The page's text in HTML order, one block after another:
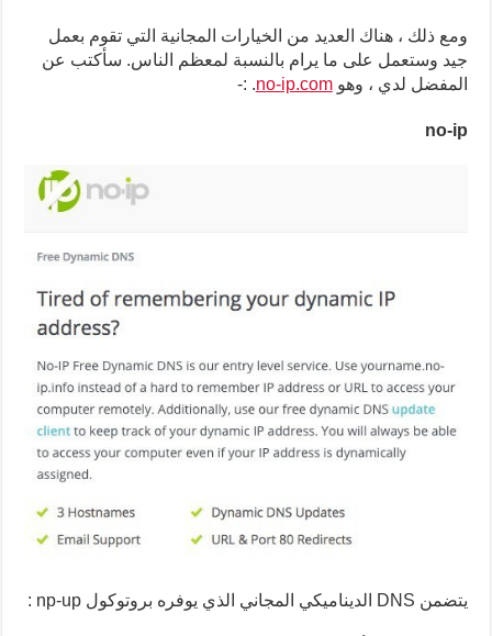
ومع ذلك ، هناك العديد من الخيارات المجانية التي تقوم بعمل
جيد وستعمل على ما يرام بالنسبة لمعظم الناس. سأكتب عن
المفضل لدي ، وهو no-ip.com
. :-
no-ip
يتضمن DNS الديناميكي المجاني الذي يوفره بروتوكول np-up :